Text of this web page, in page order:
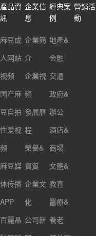
產品資
訊
麻豆成
人网站
视频
国产麻
豆自拍
性爱视
频
麻豆媒
体传播
APP
百麗晶
企業信
息
企業簡
介
企業視
頻
發展曆
程
榮譽&
資質
企業文
化
公司新
經典案
例
地產&
金融
交通
政府&
辦公
酒店&
商場
文體&
教育
醫療&
養老
營銷活
動